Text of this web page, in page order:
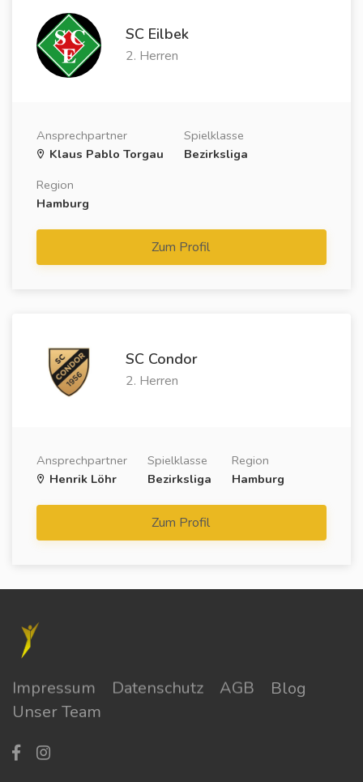
SC Eilbek
2. Herren
Ansprechpartner
Klaus Pablo Torgau
Spielklasse
Bezirksliga
Region
Hamburg
Zum Profil
SC Condor
2. Herren
Ansprechpartner
Henrik Löhr
Spielklasse
Bezirksliga
Region
Hamburg
Zum Profil
Impressum Datenschutz AGB
Blog
Unser Team